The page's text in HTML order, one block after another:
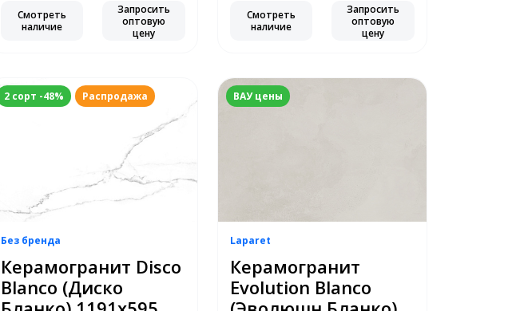
Смотреть
наличие
Запросить
оптовую
цену
Смотреть
наличие
Запросить
оптовую
цену
2 сорт -48% Распродажа
Без бренда
Керамогранит Disco
Blanco (Диско
ВАУ цены
Laparet
Керамогранит
Evolution Blanco